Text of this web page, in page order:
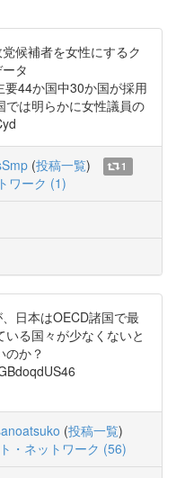
候補者を女性にするク
タ
44か国中30か国が採用
では明らかに女性議員の
(投稿一覧)
1
ワーク (1)
日本はOECD諸国で最
る国々が少なくないと
のか？
(投稿一覧)
・ネットワーク (56)